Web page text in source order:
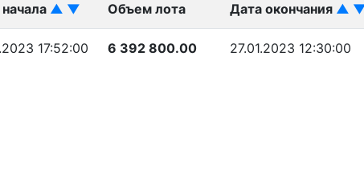
▲ ▼ Объем лота Дата окончания ▲
17:52:00 6 392 800.00 27.01.2023 12:30:00